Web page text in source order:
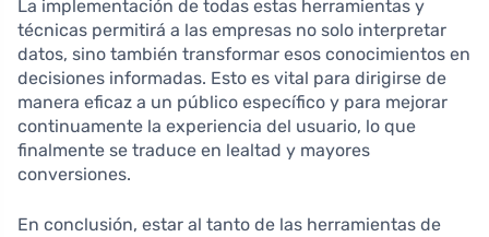
La implementación de todas estas herramientas y
técnicas permitirá a las empresas no solo interpretar
datos, sino también transformar esos conocimientos en
decisiones informadas. Esto es vital para dirigirse de
manera eficaz a un público específico y para mejorar
continuamente la experiencia del usuario, lo que
finalmente se traduce en lealtad y mayores
conversiones.
En conclusión, estar al tanto de las herramientas de